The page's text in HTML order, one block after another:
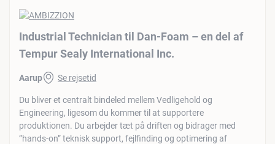
Industrial Technician til Dan-Foam – en del af
Tempur Sealy International Inc.
Aarup Se rejsetid
Du bliver et centralt bindeled mellem Vedligehold og
Engineering, ligesom du kommer til at supportere
produktionen. Du arbejder tæt på driften og bidrager med
”hands-on” teknisk support, fejlfinding og optimering af